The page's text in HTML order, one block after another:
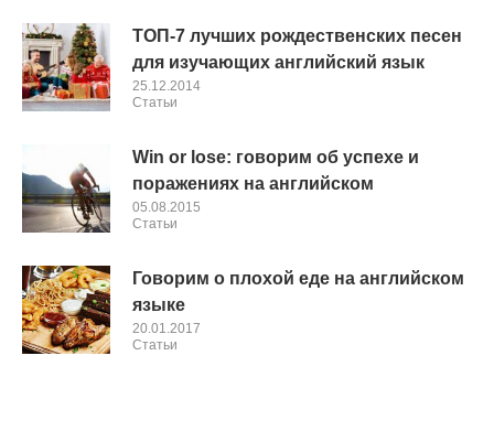
ТОП-7 лучших рождественских песен
для изучающих английский язык
25.12.2014
Cтатьи
Win or lose: говорим об успехе и
поражениях на английском
05.08.2015
Cтатьи
Говорим о плохой еде на английском
языке
20.01.2017
Cтатьи